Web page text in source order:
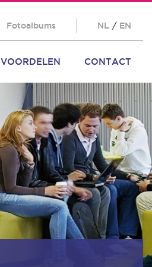
Fotoalbums NL / EN
VOORDELEN CONTACT